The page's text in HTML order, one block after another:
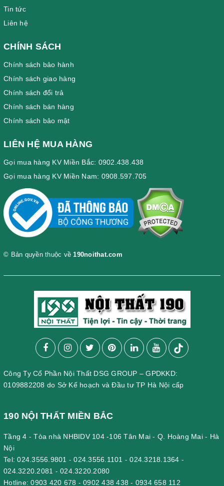
Tin tức
Liên hệ
CHÍNH SÁCH
Chính sách bảo hành
Chính sách giao hàng
Chính sách đổi trả
Chính sách bán hàng
Chính sách bảo mật
LIÊN HỆ MUA HÀNG
Gọi mua hàng KV Miền Bắc: 0902.438.438
Gọi mua hàng KV Miền Nam: 0908.597.705
© Bản quyền thuộc về190noithat.com
Công Ty Cổ Phần Nội Thất DSG GROUP – GPDKKD:
0109882208 do Sở Kế hoạch và Đầu tư TP Hà Nội cấp
190 NỘI THẤT MIỀN BẮC
Tầng 4 - Tòa nhà NHBIDV 104 -106 Tân Mai - Q. Hoàng Mai - Hà
Nội
Tel:024.3556.9801 -024.3556.1101 -024.3218.1364 -
024.3220.2081 - 024.3220.2080
Hotline:0903 420 678 - 0902 438 438 - 0934 658 112